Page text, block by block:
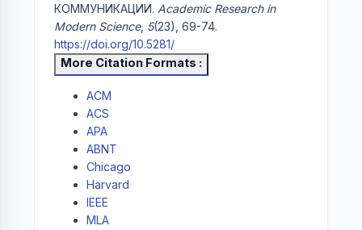
КОММУНИКАЦИИ. Academic Research in
Modern Science, 5(23), 69-74.
https://doi.org/10.5281/
More Citation Formats
ACM
ACS
APA
ABNT
Chicago
Harvard
IEEE
MLA